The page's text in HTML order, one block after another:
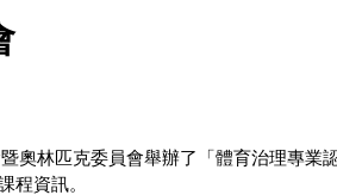
奧林匹克委員會舉辦了「體育治理專業
程資訊。